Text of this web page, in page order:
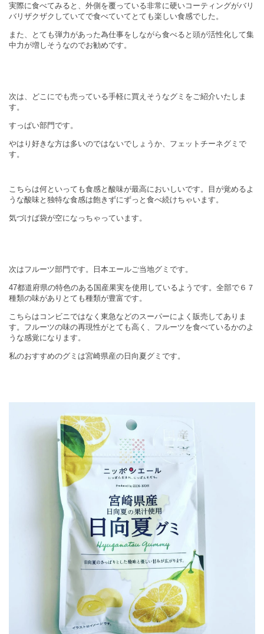
実際に食べてみると、外側を覆っている非常に硬いコーティングがバリ
バリザクザクしていてで食べていてとても楽しい食感でした。
また、とても弾力があった為仕事をしながら食べると頭が活性化して集
中力が増しそうなのでお勧めです。
次は、どこにでも売っている手軽に買えそうなグミをご紹介いたしま
す。
すっぱい部門です。
やはり好きな方は多いのではないでしょうか、フェットチーネグミで
す。
こちらは何といっても食感と酸味が最高においしいです。目が覚めるよ
うな酸味と独特な食感は飽きずにずっと食べ続けちゃいます。
気づけば袋が空になっちゃっています。
次はフルーツ部門です。日本エールご当地グミです。
47都道府県の特色のある国産果実を使用しているようです。全部で６７
種類の味がありとても種類が豊富です。
こちらはコンビニではなく東急などのスーパーによく販売してありま
す。フルーツの味の再現性がとても高く、フルーツを食べているかのよ
うな感覚になります。
私のおすすめのグミは宮崎県産の日向夏グミです。